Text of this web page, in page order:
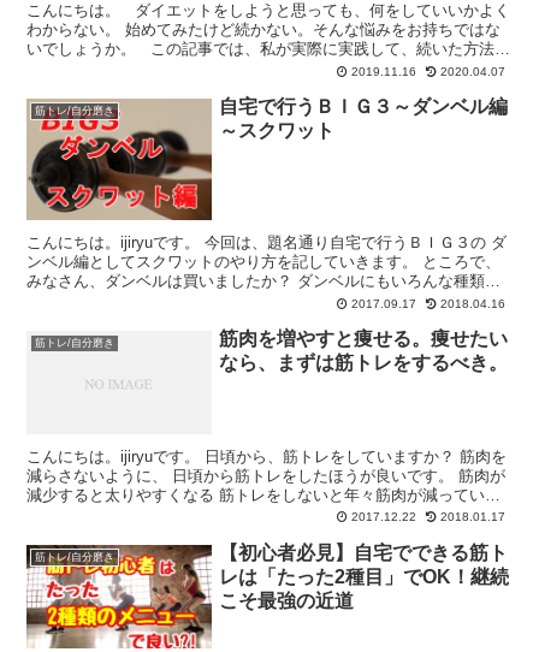
こんにちは。 ダイエットをしようと思っても、何をしていいかよく
わからない。 始めてみたけど続かない。そんな悩みをお持ちではな
いでしょうか。 この記事では、私が実際に実践して、続いた方法を
紹介していきます。 内容としては、食事の見直し...
2019.11.16 2020.04.07
筋トレ/自分磨き
自宅で行うＢＩＧ３～ダンベル編
～スクワット
こんにちは。ijiryuです。 今回は、題名通り自宅で行うＢＩＧ３の ダ
ンベル編としてスクワットのやり方を記していきます。 ところで、
みなさん、ダンベルは買いましたか？ ダンベルにもいろんな種類が
あります。 いろんな重さのものをたくさん置け...2017.09.17 2018.04.16
筋トレ/自分磨き
筋肉を増やすと痩せる。痩せたい
なら、まずは筋トレをするべき。
こんにちは。ijiryuです。 日頃から、筋トレをしていますか？ 筋肉を
減らさないように、 日頃から筋トレをしたほうが良いです。 筋肉が
減少すると太りやすくなる 筋トレをしないと年々筋肉が減っていき
ます。 筋肉が減少すると基礎代謝が落ちるの...2017.12.22 2018.01.17
筋トレ/自分磨き
【初心者必見】自宅でできる筋ト
レは「たった2種目」でOK！継続
こそ最強の近道